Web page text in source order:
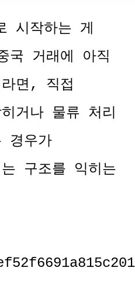
시작하는 게
국 거래에 아직
면, 직접
거나 물류 처리
경우가
구조를 익히는